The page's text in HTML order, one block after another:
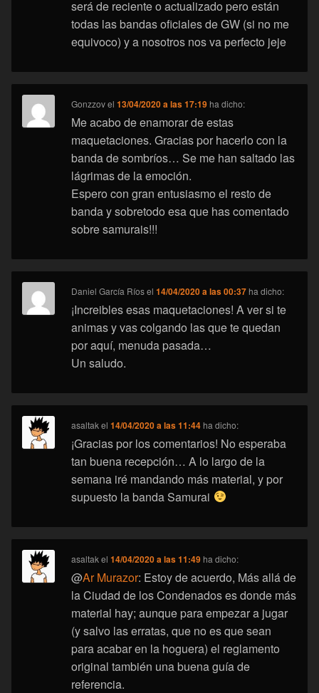
será de reciente o actualizado pero están
todas las bandas oficiales de GW (si no me
equivoco) y a nosotros nos va perfecto jeje
Gonzzovel13/04/2020 a las 17:19 ha dicho:
Me acabo de enamorar de estas
maquetaciones. Gracias por hacerlo con la
banda de sombríos… Se me han saltado las
lágrimas de la emoción.
Espero con gran entusiasmo el resto de
banda y sobretodo esa que has comentado
sobre samurais!!!
Daniel García Ríosel14/04/2020 a las 00:37 ha dicho:
¡Increibles esas maquetaciones! A ver si te
animas y vas colgando las que te quedan
por aquí, menuda pasada…
Un saludo.
asaltakel14/04/2020 a las 11:44 ha dicho:
¡Gracias por los comentarios! No esperaba
tan buena recepción… A lo largo de la
semana iré mandando más material, y por
supuesto la banda Samurai
asaltakel14/04/2020 a las 11:49 ha dicho:
@Ar Murazor: Estoy de acuerdo, Más allá de
la Ciudad de los Condenados es donde más
material hay; aunque para empezar a jugar
(y salvo las erratas, que no es que sean
para acabar en la hoguera) el reglamento
original también una buena guía de
referencia.